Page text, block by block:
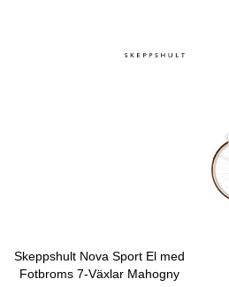
Skeppshult Nova Sport El med
Fotbroms 7-Växlar Mahogny